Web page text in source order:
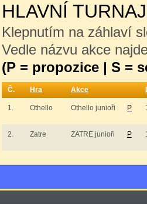
HLAVNÍ
Klepnutím na záhlaví
Vedle názvu akce
(P = propozice | S =
Č. Hra Akce
1. Othello Othello junioři P
2. Zatre ZATRE junioři P